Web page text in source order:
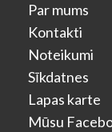
Par mums
Kontakti
Noteikumi
Sīkdatnes
Lapas karte
Mūsu